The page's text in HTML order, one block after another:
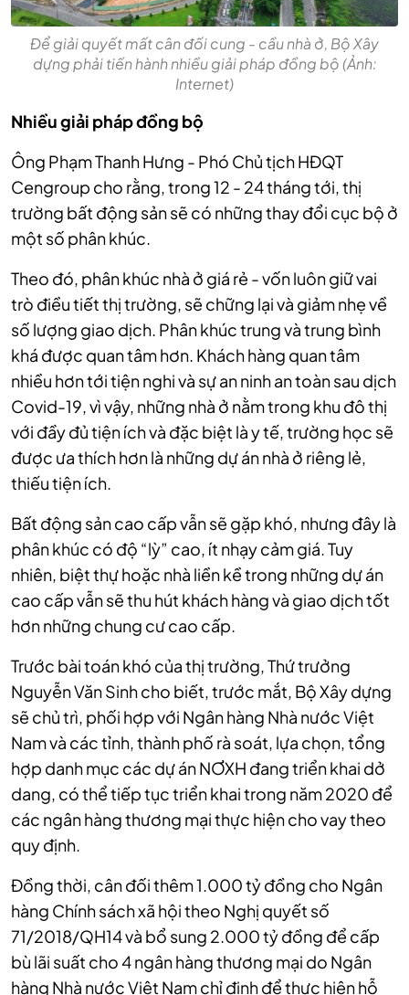
Để giải quyết mất cân đối cung - cầu nhà ở, Bộ Xây
dựng phải tiến hành nhiều giải pháp đồng bộ (Ảnh:
Internet)
Nhiều giải pháp đồng bộ
Ông Phạm Thanh Hưng - Phó Chủ tịch HĐQT
Cengroup cho rằng, trong 12 - 24 tháng tới, thị
trường bất động sản sẽ có những thay đổi cục bộ ở
một số phân khúc.
Theo đó, phân khúc nhà ở giá rẻ - vốn luôn giữ vai
trò điều tiết thị trường, sẽ chững lại và giảm nhẹ về
số lượng giao dịch. Phân khúc trung và trung bình
khá được quan tâm hơn. Khách hàng quan tâm
nhiều hơn tới tiện nghi và sự an ninh an toàn sau dịch
Covid-19, vì vậy, những nhà ở nằm trong khu đô thị
với đầy đủ tiện ích và đặc biệt là y tế, trường học sẽ
được ưa thích hơn là những dự án nhà ở riêng lẻ,
thiếu tiện ích.
Bất động sản cao cấp vẫn sẽ gặp khó, nhưng đây là
phân khúc có độ “lỳ” cao, ít nhạy cảm giá. Tuy
nhiên, biệt thự hoặc nhà liền kề trong những dự án
cao cấp vẫn sẽ thu hút khách hàng và giao dịch tốt
hơn những chung cư cao cấp.
Trước bài toán khó của thị trường, Thứ trưởng
Nguyễn Văn Sinh cho biết, trước mắt, Bộ Xây dựng
sẽ chủ trì, phối hợp với Ngân hàng Nhà nước Việt
Nam và các tỉnh, thành phố rà soát, lựa chọn, tổng
hợp danh mục các dự án NƠXH đang triển khai dở
dang, có thể tiếp tục triển khai trong năm 2020 để
các ngân hàng thương mại thực hiện cho vay theo
quy định.
Đồng thời, cân đối thêm 1.000 tỷ đồng cho Ngân
hàng Chính sách xã hội theo Nghị quyết số
71/2018/QH14 và bổ sung 2.000 tỷ đồng để cấp
bù lãi suất cho 4 ngân hàng thương mại do Ngân
hàng Nhà nước Việt Nam chỉ định để thực hiện hỗ